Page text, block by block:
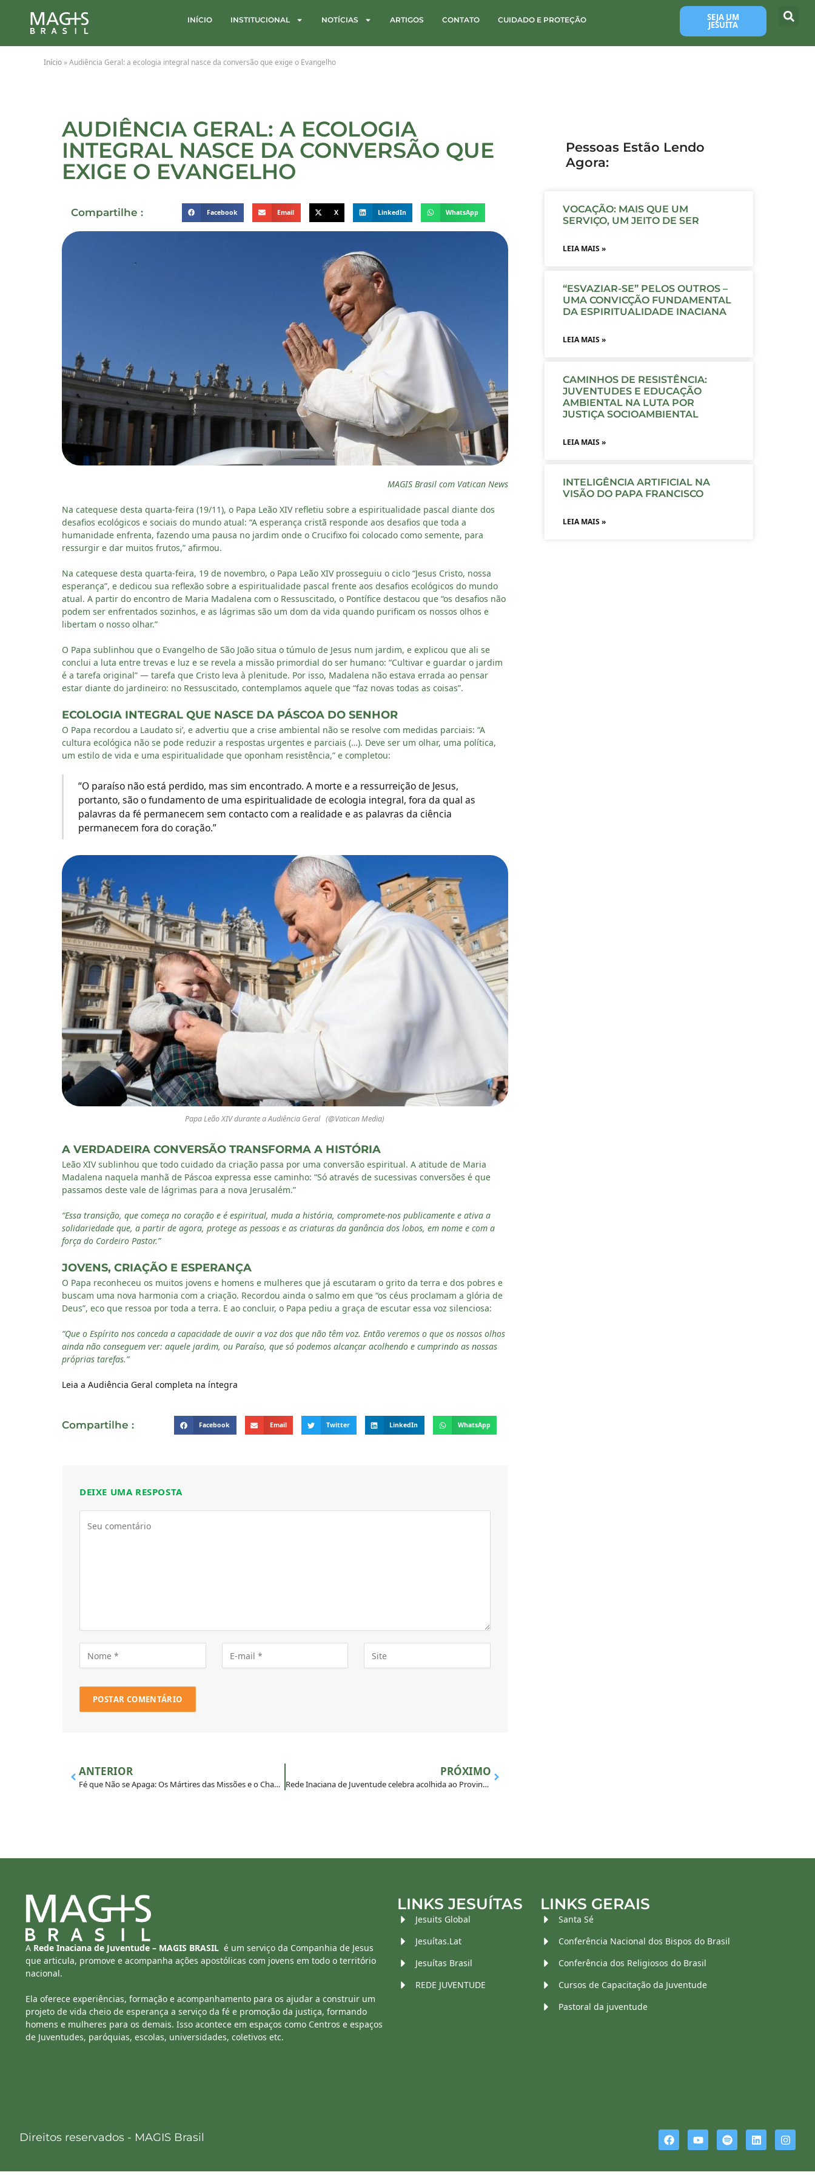
INÍCIO INSTITUCIONAL NOTÍCIAS ARTIGOS CONTATO CUIDADO E PROTEÇÃO SEJA UM
JESUÍTA
Início »Audiência Geral: a ecologia integral nasce da conversão que exige o Evangelho
AUDIÊNCIA GERAL: A ECOLOGIA
INTEGRAL NASCE DA CONVERSÃO QUE
EXIGE O EVANGELHO
Compartilhe : Facebook Email X LinkedIn WhatsApp
MAGIS Brasil com Vatican News
Na catequese desta quarta-feira (19/11), o Papa Leão XIV refletiu sobre a espiritualidade pascal diante dos
desafios ecológicos e sociais do mundo atual: “A esperança cristã responde aos desafios que toda a
humanidade enfrenta, fazendo uma pausa no jardim onde o Crucifixo foi colocado como semente, para
ressurgir e dar muitos frutos,” afirmou.
Na catequese desta quarta-feira, 19 de novembro, o Papa Leão XIV prosseguiu o ciclo “Jesus Cristo, nossa
esperança”, e dedicou sua reflexão sobre a espiritualidade pascal frente aos desafios ecológicos do mundo
atual. A partir do encontro de Maria Madalena com o Ressuscitado, o Pontífice destacou que “os desafios não
podem ser enfrentados sozinhos, e as lágrimas são um dom da vida quando purificam os nossos olhos e
libertam o nosso olhar.”
O Papa sublinhou que o Evangelho de São João situa o túmulo de Jesus num jardim, e explicou que ali se
conclui a luta entre trevas e luz e se revela a missão primordial do ser humano: “Cultivar e guardar o jardim
é a tarefa original” — tarefa que Cristo leva à plenitude. Por isso, Madalena não estava errada ao pensar
estar diante do jardineiro: no Ressuscitado, contemplamos aquele que “faz novas todas as coisas”.
ECOLOGIA INTEGRAL QUE NASCE DA PÁSCOA DO SENHOR
O Papa recordou a Laudato si’, e advertiu que a crise ambiental não se resolve com medidas parciais: “A
cultura ecológica não se pode reduzir a respostas urgentes e parciais (…). Deve ser um olhar, uma política,
um estilo de vida e uma espiritualidade que oponham resistência,” e completou:
“O paraíso não está perdido, mas sim encontrado. A morte e a ressurreição de Jesus,
portanto, são o fundamento de uma espiritualidade de ecologia integral, fora da qual as
palavras da fé permanecem sem contacto com a realidade e as palavras da ciência
permanecem fora do coração.”
Papa Leão XIV durante a Audiência Geral (@Vatican Media)
A VERDADEIRA CONVERSÃO TRANSFORMA A HISTÓRIA
Leão XIV sublinhou que todo cuidado da criação passa por uma conversão espiritual. A atitude de Maria
Madalena naquela manhã de Páscoa expressa esse caminho: “Só através de sucessivas conversões é que
passamos deste vale de lágrimas para a nova Jerusalém.”
“Essa transição, que começa no coração e é espiritual, muda a história, compromete-nos publicamente e ativa a
solidariedade que, a partir de agora, protege as pessoas e as criaturas da ganância dos lobos, em nome e com a
força do Cordeiro Pastor.”
JOVENS, CRIAÇÃO E ESPERANÇA
O Papa reconheceu os muitos jovens e homens e mulheres que já escutaram o grito da terra e dos pobres e
buscam uma nova harmonia com a criação. Recordou ainda o salmo em que “os céus proclamam a glória de
Deus”, eco que ressoa por toda a terra. E ao concluir, o Papa pediu a graça de escutar essa voz silenciosa:
“Que o Espírito nos conceda a capacidade de ouvir a voz dos que não têm voz. Então veremos o que os nossos olhos
ainda não conseguem ver: aquele jardim, ou Paraíso, que só podemos alcançar acolhendo e cumprindo as nossas
próprias tarefas.”
Leia a Audiência Geral completa na íntegra
Compartilhe : Facebook Email Twitter LinkedIn WhatsApp
DEIXE UMA RESPOSTA
ANTERIOR
Fé que Não se Apaga: Os Mártires das Missões e o Chamado que Continua
PRÓXIMO
Rede Inaciana de Juventude celebra acolhida ao Provincial
Pessoas Estão Lendo
Agora:
VOCAÇÃO: MAIS QUE UM
SERVIÇO, UM JEITO DE SER
LEIA MAIS »
“ESVAZIAR-SE” PELOS OUTROS –
UMA CONVICÇÃO FUNDAMENTAL
DA ESPIRITUALIDADE INACIANA
LEIA MAIS »
CAMINHOS DE RESISTÊNCIA:
JUVENTUDES E EDUCAÇÃO
AMBIENTAL NA LUTA POR
JUSTIÇA SOCIOAMBIENTAL
LEIA MAIS »
INTELIGÊNCIA ARTIFICIAL NA
VISÃO DO PAPA FRANCISCO
LEIA MAIS »
A Rede Inaciana de Juventude – MAGIS BRASIL é um serviço da Companhia de Jesus
que articula, promove e acompanha ações apostólicas com jovens em todo o território
nacional.
Ela oferece experiências, formação e acompanhamento para os ajudar a construir um
projeto de vida cheio de esperança a serviço da fé e promoção da justiça, formando
homens e mulheres para os demais. Isso acontece em espaços como Centros e espaços
de Juventudes, paróquias, escolas, universidades, coletivos etc.
LINKS JESUÍTAS
Jesuits Global
Jesuítas.Lat
Jesuítas Brasil
REDE JUVENTUDE
LINKS GERAIS
Santa Sé
Conferência Nacional dos Bispos do Brasil
Conferência dos Religiosos do Brasil
Cursos de Capacitação da Juventude
Pastoral da juventude
Direitos reservados - MAGIS Brasil